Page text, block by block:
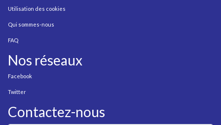
Utilisation des cookies
Qui sommes-nous
FAQ
Nos réseaux
Facebook
Twitter
Contactez-nous